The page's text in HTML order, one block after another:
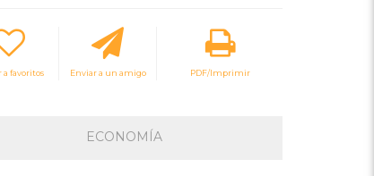
a favoritos Enviar a un amigo PDF/Imprimir
ECONOMÍA